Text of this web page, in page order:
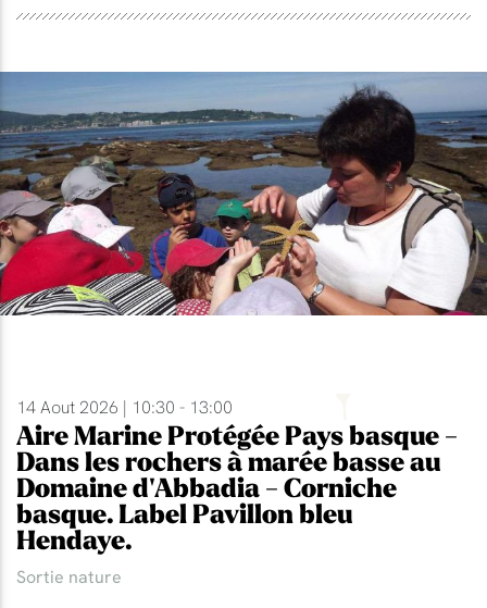
14 Aout 2026 | 10:30 - 13:00
Aire Marine Protégée Pays basque -
Dans les rochers à marée basse au
Domaine d'Abbadia - Corniche
basque. Label Pavillon bleu
Hendaye.
Sortie nature